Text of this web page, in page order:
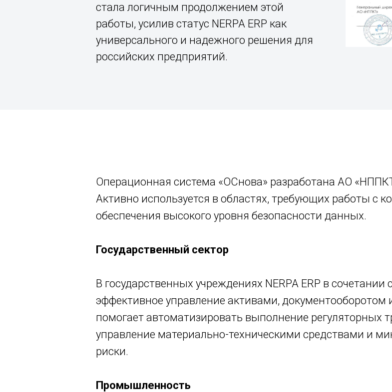
стала логичным продолжением этой
работы, усилив статус NERPA ERP как
универсального и надежного решения для
российских предприятий.
Операционная система «ОСнова» разработана АО
Активно используется в областях, требующих работы с
обеспечения высокого уровня безопасности данных.
Государственный сектор
В государственных учреждениях NERPA ERP в сочетании
эффективное управление активами, документооборотом
помогает автоматизировать выполнение регуляторных
управление материально-техническими средствами и
риски.
Промышленность